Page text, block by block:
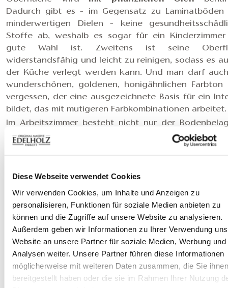
Diese Webseite verwendet Cookies
Wir verwenden Cookies, um Inhalte und Anzeigen zu
personalisieren, Funktionen für soziale Medien anbieten zu
können und die Zugriffe auf unsere Website zu analysieren.
Außerdem geben wir Informationen zu Ihrer Verwendung
Website an unsere Partner für soziale Medien, Werbung und
Analysen weiter. Unsere Partner führen diese Informationen
möglicherweise mit weiteren Daten zusammen, die Sie ihnen
bereitgestellt haben oder die sie im Rahmen Ihrer Nutzung
Dadurch gibt es – im Gegensatz zu Laminatböden
minderwertigen Dielen – keine
Stoffe ab, weshalb es sogar für ein Kinderzimmer
gute Wahl ist. Zweitens ist seine
widerstandsfähig und leicht zu reinigen, sodass es
der Küche verlegt werden kann. Und man darf
wunderschönen, goldenen, honigähnlichen Farbton
vergessen, der eine ausgezeichnete Basis für ein
bildet, das mit mutigeren Farbkombinationen arbeitet.
Im Arbeitszimmer besteht nicht nur der
Eiche. Auch die
ist eine
Besonderheiten:
– und zwar in
speziellen Brennungstechnik hergestellt,
Zusatzstoffe. Das Ergebnis wirkt besonders elegant!
Die Designer vonSalt Design Hungarybesuchten
das EDELHOLZ-Werk in Zalalövő und
persönlich vom streng überwachten
Deshalb entschieden sie sich mit gutem Gewissen
denEDELHOLZ-Holzboden in fast allen
einzusetzen. Mit der kontinuierlichen
unserer aus 100 % ungarischer Eiche